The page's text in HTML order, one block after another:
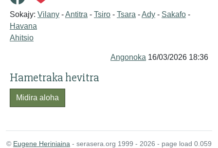
Sokajy: Vilany -Antitra - Tsiro - Tsara -Ady - Sakafo -
Havana
Ahitsio
Angonoka 16/03/2026 18:36
Hametraka hevitra
Midira aloha
© Eugene Heriniaina - serasera.org 1999 - 2026 - page load 0.059